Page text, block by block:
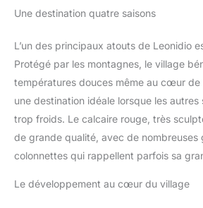
Une destination quatre saisons
L’un des principaux atouts de Leonidio
Protégé par les montagnes, le village
températures douces même au cœur de
une destination idéale lorsque les autres
trop froids. Le calcaire rouge, très
de grande qualité, avec de nombreuses
colonnettes qui rappellent parfois sa
Le développement au cœur du village